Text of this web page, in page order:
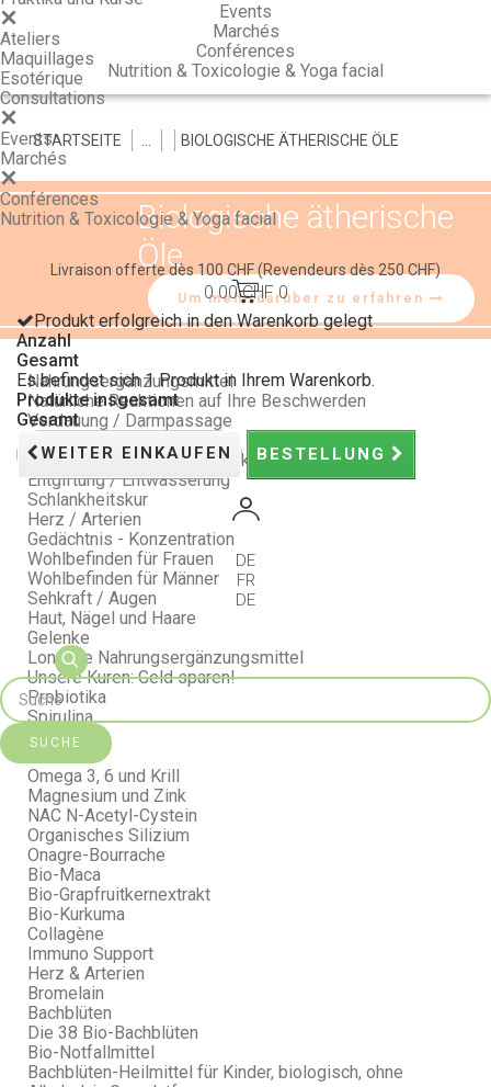
Ateliers
Maquillages
Esotérique
Consultations
Events
Marchés
Conférences
Nutrition & Toxicologie & Yoga facial
Livraison offerte dès 100 CHF(Revendeurs dès 250 CHF)
0.00 CHF0
Produkt erfolgreich in den Warenkorb gelegt
Anzahl
Gesamt
Es befindet sich 1 Produkt in Ihrem Warenkorb.
Produkte insgesamt
Gesamt
WEITER EINKAUFEN BESTELLUNG
DE
FR
DE
SUCHE
Events
Marchés
Conférences
Nutrition & Toxicologie & Yoga facial
STARTSEITE BIOLOGISCHE ÄTHERISCHE ÖLE
Biologische ätherische
Öle
Um mehr darüber zu erfahren
Nahrungsergänzungsmittel
Natürliche Reaktionen auf Ihre Beschwerden
Verdauung / Darmpassage
Schlaf / Stimmung / Stress
Vitalität / Natürliche Abwehrkräfte
Entgiftung / Entwässerung
Schlankheitskur
Herz / Arterien
Gedächtnis - Konzentration
Wohlbefinden für Frauen
Wohlbefinden für Männer
Sehkraft / Augen
Haut, Nägel und Haare
Gelenke
Longline Nahrungsergänzungsmittel
Unsere Kuren: Geld sparen!
Probiotika
Spirulina
Safrabiol
Omega 3, 6 und Krill
Magnesium und Zink
NAC N-Acetyl-Cystein
Organisches Silizium
Onagre-Bourrache
Bio-Maca
Bio-Grapfruitkernextrakt
Bio-Kurkuma
Collagène
Immuno Support
Herz & Arterien
Bromelain
Bachblüten
Die 38 Bio-Bachblüten
Bio-Notfallmittel
Bachblüten-Heilmittel für Kinder, biologisch, ohne